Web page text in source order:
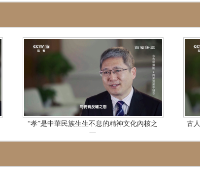
“孝”是中華民族生生不息的精神文化內核之
一
古